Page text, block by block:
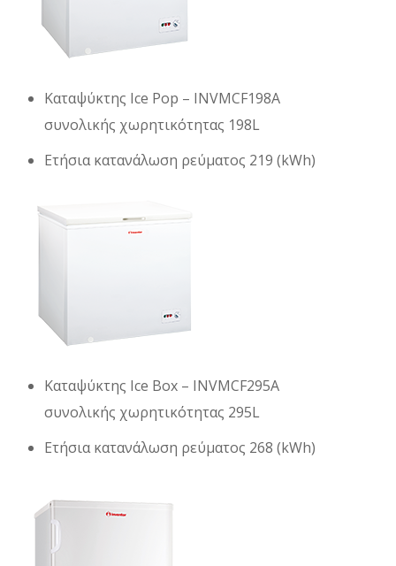
Καταψύκτης Ice Pop – INVMCF198A
συνολικής χωρητικότητας 198L
Ετήσια κατανάλωση ρεύματος 219 (kWh)
Καταψύκτης Ice Box – INVMCF295A
συνολικής χωρητικότητας 295L
Ετήσια κατανάλωση ρεύματος 268 (kWh)